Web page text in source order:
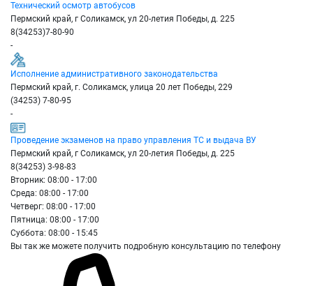
Технический осмотр автобусов
Пермский край, г Соликамск, ул 20-летия Победы, д. 225
8(34253)7-80-90
-
Исполнение административного законодательства
Пермский край, г. Соликамск, улица 20 лет Победы, 229
(34253) 7-80-95
-
Проведение экзаменов на право управления ТС и выдача ВУ
Пермский край, г Соликамск, ул 20-летия Победы, д. 225
8(34253) 3-98-83
Вторник: 08:00 - 17:00
Среда: 08:00 - 17:00
Четверг: 08:00 - 17:00
Пятница: 08:00 - 17:00
Суббота: 08:00 - 15:45
Вы так же можете получить подробную консультацию по телефону